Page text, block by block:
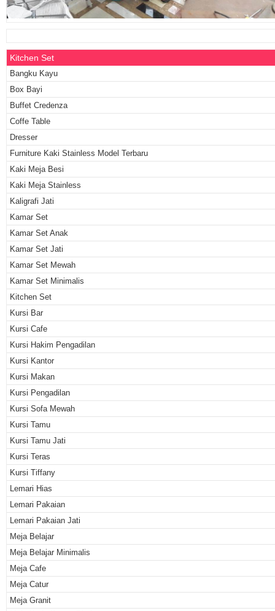
Kitchen Set
Bangku Kayu
Box Bayi
Buffet Credenza
Coffe Table
Dresser
Furniture Kaki Stainless Model Terbaru
Kaki Meja Besi
Kaki Meja Stainless
Kaligrafi Jati
Kamar Set
Kamar Set Anak
Kamar Set Jati
Kamar Set Mewah
Kamar Set Minimalis
Kitchen Set
Kursi Bar
Kursi Cafe
Kursi Hakim Pengadilan
Kursi Kantor
Kursi Makan
Kursi Pengadilan
Kursi Sofa Mewah
Kursi Tamu
Kursi Tamu Jati
Kursi Teras
Kursi Tiffany
Lemari Hias
Lemari Pakaian
Lemari Pakaian Jati
Meja Belajar
Meja Belajar Minimalis
Meja Cafe
Meja Catur
Meja Granit